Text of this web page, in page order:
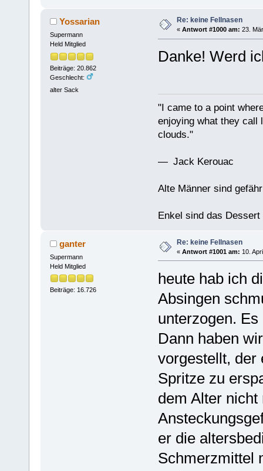
Yossarian
Supermann
Held Mitglied
Beiträge: 20.862
Geschlecht:
alter Sack
Re: keine Fellnasen
« Antwort #1000 am: 23.
Danke! Werd
"I came to a point
enjoying what they call
clouds."
— Jack Kerouac
Alte Männer sind
Enkel sind das Dessert
ganter
Supermann
Held Mitglied
Beiträge: 16.726
Re: keine Fellnasen
« Antwort #1001 am: 10.
heute hab ich
Absingen
unterzogen.
Dann haben
vorgestellt, der
Spritze zu
dem Alter
er die
Schmerzmittel